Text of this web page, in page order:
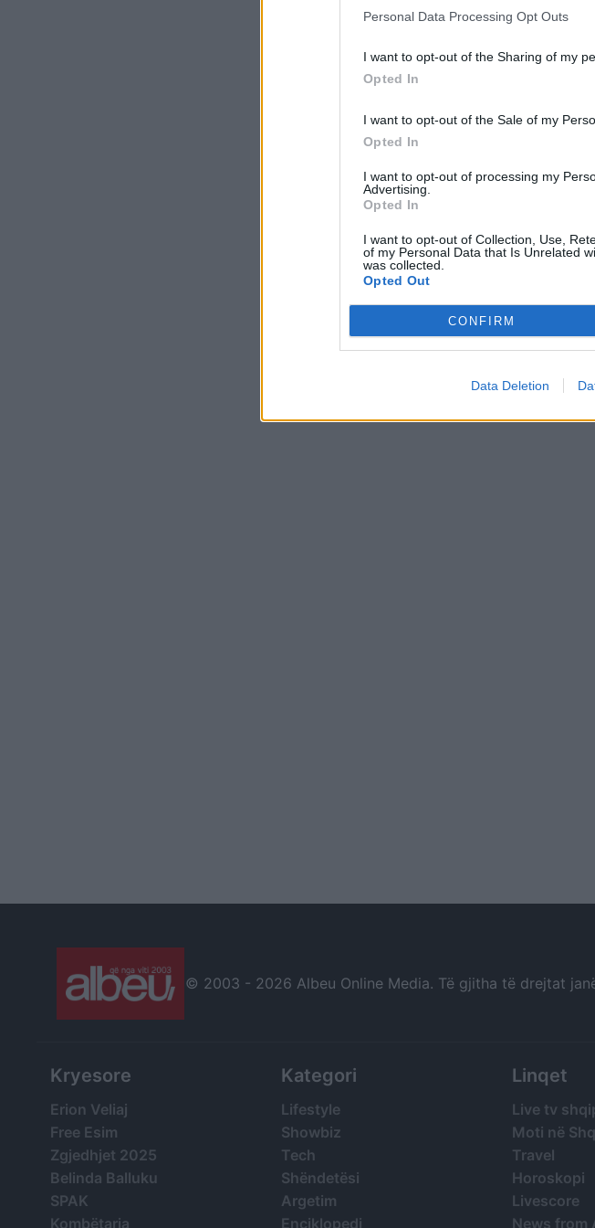
Personal Data Processing Opt Outs
I want to opt-out of the Sharing of my
Opted In
I want to opt-out of the Sale of my
Opted In
I want to opt-out of processing my
Advertising.
Opted In
I want to opt-out of Collection, Use,
of my Personal Data that Is Unrelated
was collected.
Opted Out
CONFIRM
Data Deletion
© 2003 - 2026 Albeu Online Media. Të gjitha të drejtat
Kryesore
Erion Veliaj
Free Esim
Zgjedhjet 2025
Belinda Balluku
SPAK
Kombëtarja
Kategori
Lifestyle
Showbiz
Tech
Shëndetësi
Argetim
Enciklopedi
Linqet
Live tv
Moti në
Travel
Horoskopi
Livescore
News from